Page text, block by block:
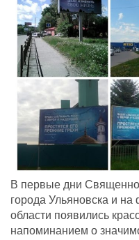
В первые дни
города Ульяновска и
области появились
напоминанием о